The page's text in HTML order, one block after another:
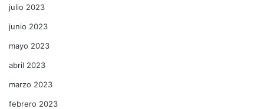
julio 2023
junio 2023
mayo 2023
abril 2023
marzo 2023
febrero 2023